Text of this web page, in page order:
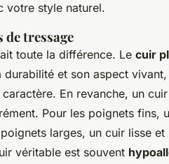
votre style naturel.
de tressage
toute la différence. Le cuir
durabilité et son aspect
En revanche, un
Pour les poignets
larges, un cuir lisse
véritable est souvent